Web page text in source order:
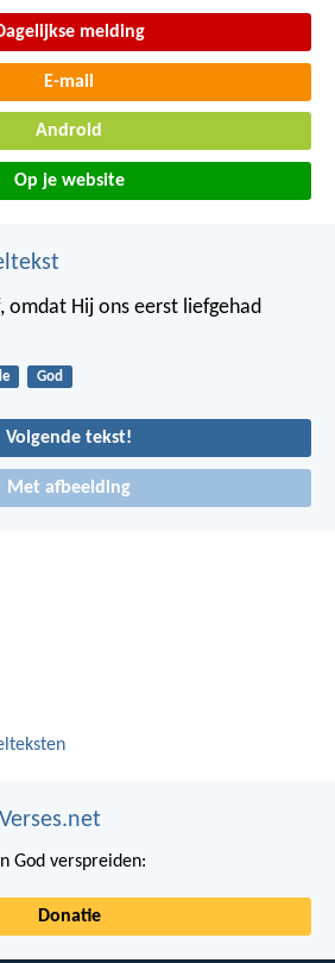
melding
E-mail
Android
Op je website
omdat Hij ons eerst liefgehad
God
Volgende tekst!
Met afbeelding
God verspreiden:
Donatie